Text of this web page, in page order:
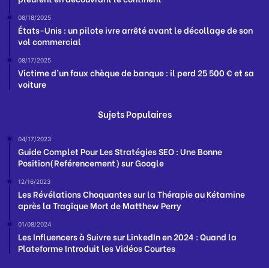
08/18/2025
États-Unis : un pilote ivre arrêté avant le décollage de son
vol commercial
08/17/2025
Victime d’un faux chèque de banque : il perd 25 500 € et sa
voiture
Sujets Populaires
04/17/2023
Guide Complet Pour Les Stratégies SEO : Une Bonne
Position(Reférencement) sur Google
12/16/2023
Les Révélations Choquantes sur la Thérapie au Kétamine
après la Tragique Mort de Matthew Perry
01/08/2024
Les Influencers à Suivre sur LinkedIn en 2024 : Quand la
Plateforme Introduit les Vidéos Courtes